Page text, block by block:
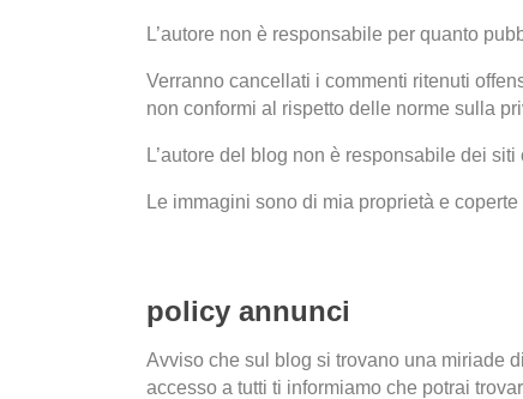
L’autore non è responsabile per quanto
Verranno cancellati i commenti ritenuti
non conformi al rispetto delle norme sulla
L’autore del blog non è responsabile dei
Le immagini sono di mia proprietà e
policy annunci
Avviso che sul blog si trovano una miriade
accesso a tutti ti informiamo che potrai